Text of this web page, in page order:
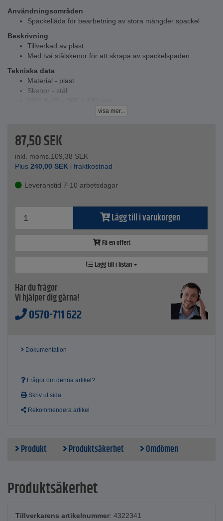
Användningsområden
Spackellåda för bearbetning av stora mängder spackel
Beskrivning
Tillverkad av plast
Med två stålskenor för att skrapa av spackelspaden
Tekniska data
Material - plast
Skenor - stål
visa mer...
87,50SEK
inkl. moms.109,38 SEK
Plus 240,00 SEK i fraktkostnad
Leveranstid 7-10 arbetsdagar
Lägg till i varukorgen
Få en offert
Lägg till i listan
Har du frågor
Vi hjälper dig gärna!
0570-711 622
Dokumentation
Frågor om denna artikel?
Skriv ut sida
Rekommendera artikel
Produkt Produktsäkerhet Omdömen
Produktsäkerhet
Tillverkarens artikelnummer: 4322341